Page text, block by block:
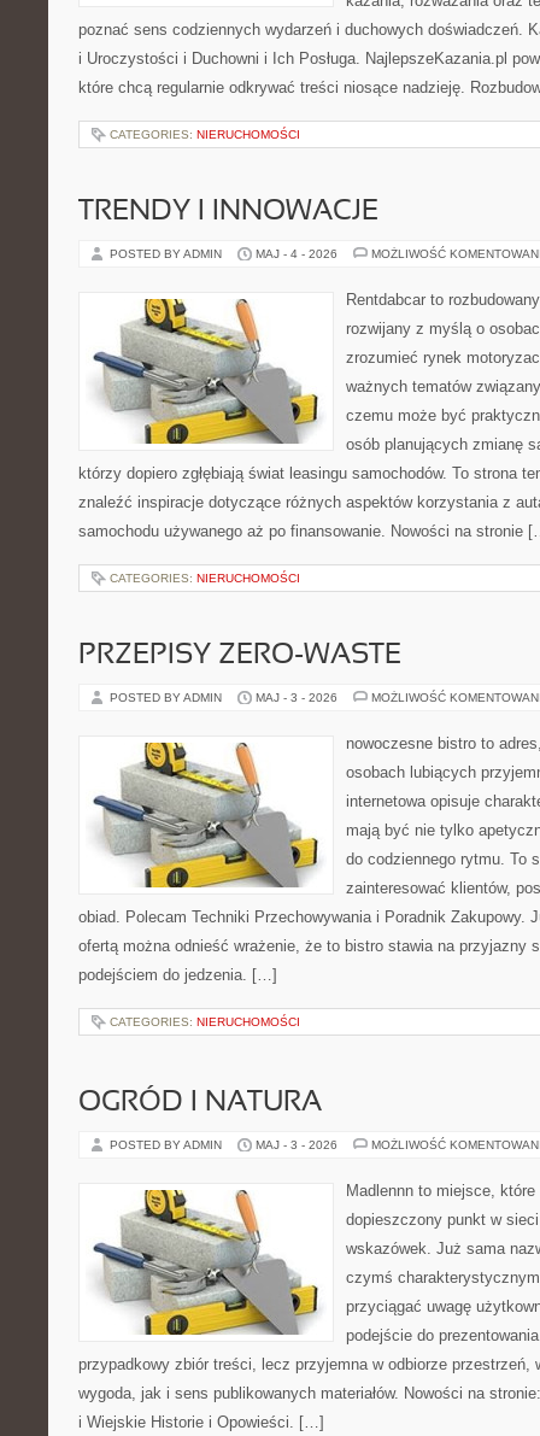
poznać sens codziennych wydarzeń i duchowych doświadczeń.
i Uroczystości i Duchowni i Ich Posługa. NajlepszeKazania.pl
które chcą regularnie odkrywać treści niosące nadzieję.
CATEGORIES: NIERUCHOMOŚCI
TRENDY I INNOWACJE
POSTED BY ADMIN MAJ - 4 - 2026 MOŻLIWOŚĆ
Rentdabcar to
rozwijany z myślą o
zrozumieć rynek
ważnych tematów
czemu może być
osób planujących zmianę
którzy dopiero zgłębiają świat leasingu samochodów. To strona
znaleźć inspiracje dotyczące różnych aspektów korzystania z
samochodu używanego aż po finansowanie. Nowości na stronie
CATEGORIES: NIERUCHOMOŚCI
PRZEPISY ZERO-WASTE
POSTED BY ADMIN MAJ - 3 - 2026 MOŻLIWOŚĆ
nowoczesne bistro to
osobach lubiących
internetowa opisuje
mają być nie tylko
do codziennego rytmu. To
zainteresować klientów,
obiad. Polecam Techniki Przechowywania i Poradnik Zakupowy.
ofertą można odnieść wrażenie, że to bistro stawia na przyjazny
podejściem do jedzenia. […]
CATEGORIES: NIERUCHOMOŚCI
OGRÓD I NATURA
POSTED BY ADMIN MAJ - 3 - 2026 MOŻLIWOŚĆ
Madlennn to miejsce,
dopieszczony punkt w
wskazówek. Już sama
czymś
przyciągać uwagę
podejście do
przypadkowy zbiór treści, lecz przyjemna w odbiorze przestrzeń,
wygoda, jak i sens publikowanych materiałów. Nowości na
i Wiejskie Historie i Opowieści. […]